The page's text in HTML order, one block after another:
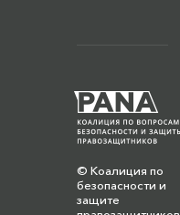
© Коалиция по
безопасности и
защите